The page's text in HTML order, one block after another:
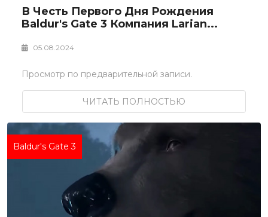
В Честь Первого Дня Рождения
Baldur's Gate 3 Компания Larian...
05.08.2024
Просмотр по предварительной записи.
ЧИТАТЬ ПОЛНОСТЬЮ
Baldur's Gate 3